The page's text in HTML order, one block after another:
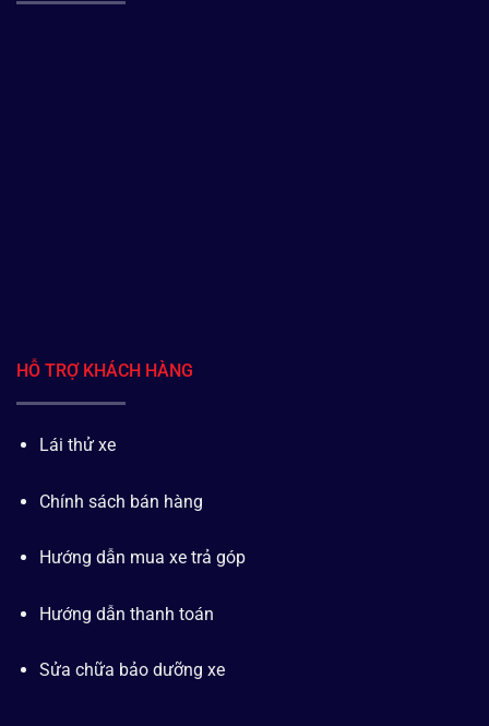
HỖ TRỢ KHÁCH HÀNG
Lái thử xe
Chính sách bán hàng
Hướng dẫn mua xe trả góp
Hướng dẫn thanh toán
Sửa chữa bảo dưỡng xe